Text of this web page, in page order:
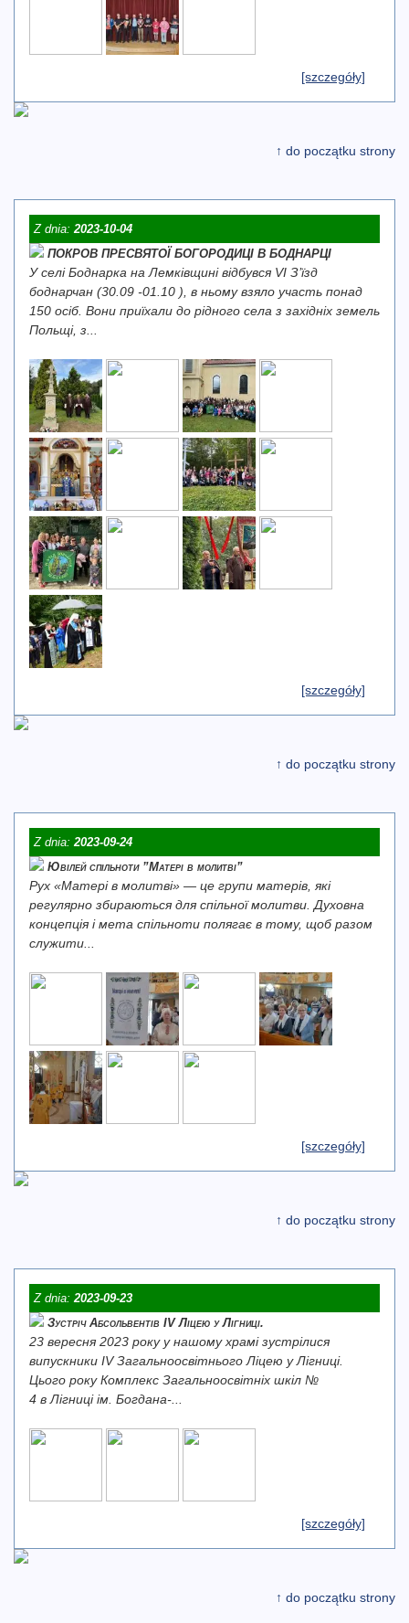
[szczegóły]
↑ do początku strony
Z dnia:2023-10-04
ПОКРОВ ПРЕСВЯТОЇ БОГОРОДИЦІ В БОДНАРЦІ
У селі Боднарка на Лемківщині відбувся VI З’їзд
боднарчан (30.09 -01.10 ), в ньому взяло участь понад
150 осіб. Вони приїхали до рідного села з західніх земель
Польщі, з...
[szczegóły]
↑ do początku strony
Z dnia:2023-09-24
Ювілей спільноти ”Матері в молитві”
Рух «Матері в молитві» — це групи матерів, які
регулярно збираються для спільної молитви. Духовна
концепція і мета спільноти полягає в тому, щоб разом
служити...
[szczegóły]
↑ do początku strony
Z dnia:2023-09-23
Зустріч Абсольвентів IV Ліцею у Лігниці.
23 вересня 2023 року у нашому храмі зустрілися
випускники IV Загальноосвітнього Ліцею у Лігниці.
Цього року Комплекс Загальноосвітніх шкіл №
4 в Лігниці ім. Богдана-...
[szczegóły]
↑ do początku strony